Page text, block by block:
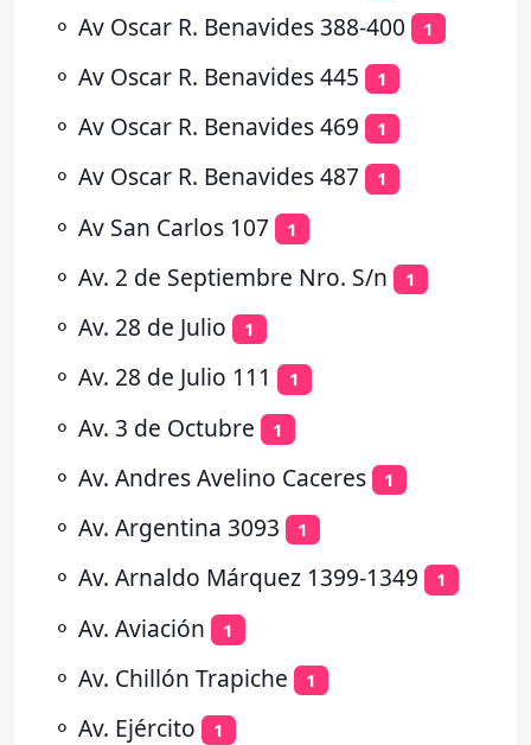
⚬ Av Oscar R. Benavides 388-400 1
⚬ Av Oscar R. Benavides 445 1
⚬ Av Oscar R. Benavides 469 1
⚬ Av Oscar R. Benavides 487 1
⚬ Av San Carlos 107 1
⚬ Av. 2 de Septiembre Nro. S/n 1
⚬ Av. 28 de Julio 1
⚬ Av. 28 de Julio 111 1
⚬ Av. 3 de Octubre 1
⚬ Av. Andres Avelino Caceres 1
⚬ Av. Argentina 3093 1
⚬ Av. Arnaldo Márquez 1399-1349 1
⚬ Av. Aviación 1
⚬ Av. Chillón Trapiche 1
⚬ Av. Ejército 1